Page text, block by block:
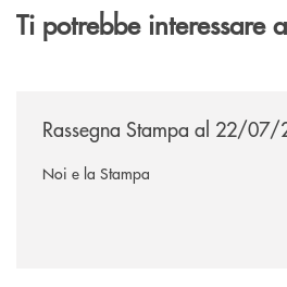
Ti potrebbe interessare
Rassegna Stampa al 22/07/
Noi e la Stampa